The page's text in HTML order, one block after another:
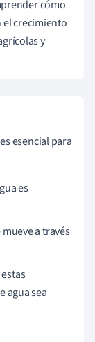
cómo
el crecimiento
y
esencial para
es
a través
agua sea